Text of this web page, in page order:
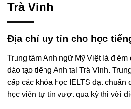
Trà Vinh
Địa chỉ uy tín cho học
Trung tâm Anh ngữ Mỹ Việt là điểm
đào tạo tiếng Anh tại Trà Vinh.
cấp các khóa học IELTS đạt chuẩn
học viên tự tin vượt qua kỳ thi với